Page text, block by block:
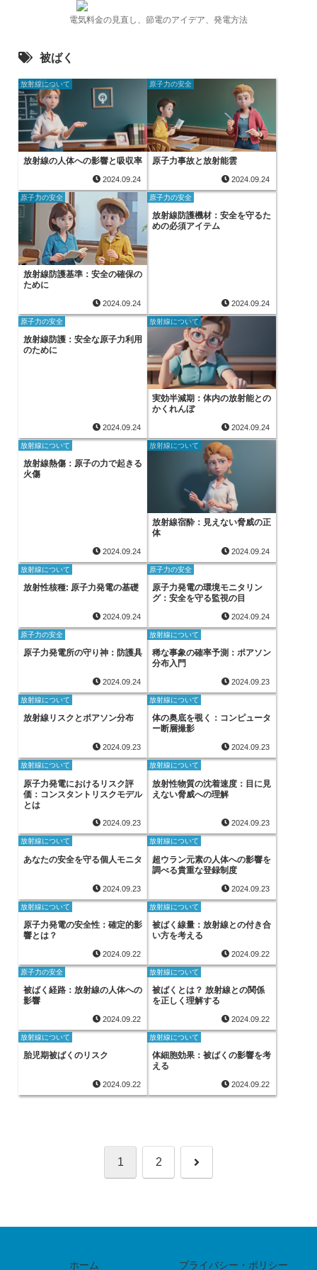
電気料金の見直し、節電のアイデア、発電方法
被ばく
放射線について
放射線の人体への影響と吸収率
2024.09.24
原子力の安全
原子力事故と放射能雲
2024.09.24
原子力の安全
放射線防護基準：安全の確保の
ために
2024.09.24
原子力の安全
放射線防護機材：安全を守るた
めの必須アイテム
2024.09.24
原子力の安全
放射線防護：安全な原子力利用
のために
2024.09.24
放射線について
実効半減期：体内の放射能との
かくれんぼ
2024.09.24
放射線について
放射線熱傷：原子の力で起きる
火傷
2024.09.24
放射線について
放射線宿酔：見えない脅威の正
体
2024.09.24
放射線について
放射性核種: 原子力発電の基礎
2024.09.24
原子力の安全
原子力発電の環境モニタリン
グ：安全を守る監視の目
2024.09.24
原子力の安全
原子力発電所の守り神：防護具
2024.09.24
放射線について
稀な事象の確率予測：ポアソン
分布入門
2024.09.23
放射線について
放射線リスクとポアソン分布
2024.09.23
放射線について
体の奥底を覗く：コンピュータ
ー断層撮影
2024.09.23
放射線について
原子力発電におけるリスク評
価：コンスタントリスクモデル
とは
2024.09.23
放射線について
放射性物質の沈着速度：目に見
えない脅威への理解
2024.09.23
放射線について
あなたの安全を守る個人モニタ
2024.09.23
放射線について
超ウラン元素の人体への影響を
調べる貴重な登録制度
2024.09.23
放射線について
原子力発電の安全性：確定的影
響とは？
2024.09.22
放射線について
被ばく線量：放射線との付き合
い方を考える
2024.09.22
原子力の安全
被ばく経路：放射線の人体への
影響
2024.09.22
放射線について
被ばくとは？ 放射線との関係
を正しく理解する
2024.09.22
放射線について
胎児期被ばくのリスク
2024.09.22
放射線について
体細胞効果：被ばくの影響を考
える
2024.09.22
1 2 次
ホーム プライバシー・ポリシー